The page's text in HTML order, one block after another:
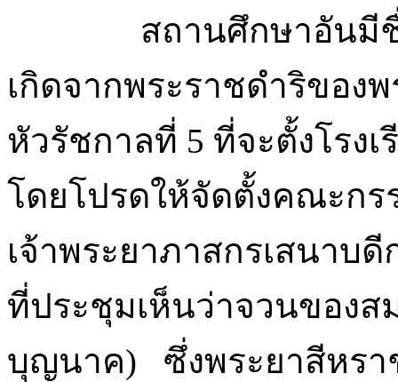
สถานศึกษาอันมีชื่อว่
เกิดจากพระราชดำริของ
หัวรัชกาลที่ 5 ที่จะตั้งโรง
โดยโปรดให้จัดตั้งคณะก
เจ้าพระยาภาสกรเสนาบ
ที่ประชุมเห็นว่าจวนของส
บุญนาค) ซึ่งพระยาสีหรา